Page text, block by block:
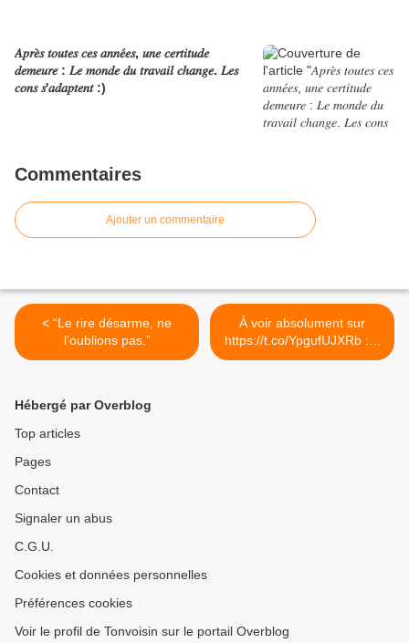
𝐴𝑝𝑟𝑒̀𝑠 𝑡𝑜𝑢𝑡𝑒𝑠 𝑐𝑒𝑠 𝑎𝑛𝑛𝑒́𝑒𝑠, 𝑢𝑛𝑒 𝑐𝑒𝑟𝑡𝑖𝑡𝑢𝑑𝑒
𝑑𝑒𝑚𝑒𝑢𝑟𝑒 : 𝐿𝑒 𝑚𝑜𝑛𝑑𝑒 𝑑𝑢 𝑡𝑟𝑎𝑣𝑎𝑖𝑙 𝑐ℎ𝑎𝑛𝑔𝑒. 𝐿𝑒𝑠
𝑐𝑜𝑛𝑠 𝑠'𝑎𝑑𝑎𝑝𝑡𝑒𝑛𝑡 :)
Commentaires
Ajouter un commentaire
< “Le rire désarme, ne
l’oublions pas.”
À voir absolument sur
https://t.co/YpgufUJXRb :...
>
Hébergé par Overblog
Top articles
Pages
Contact
Signaler un abus
C.G.U.
Cookies et données personnelles
Préférences cookies
Voir le profil de Tonvoisin sur le portail Overblog